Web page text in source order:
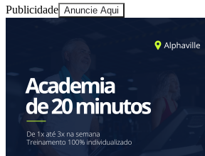
Publicidade Anuncie Aqui